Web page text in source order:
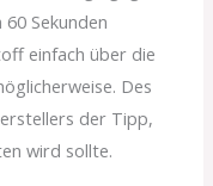
Sekunden
einfach über die
Des
der Tipp,
wird sollte.